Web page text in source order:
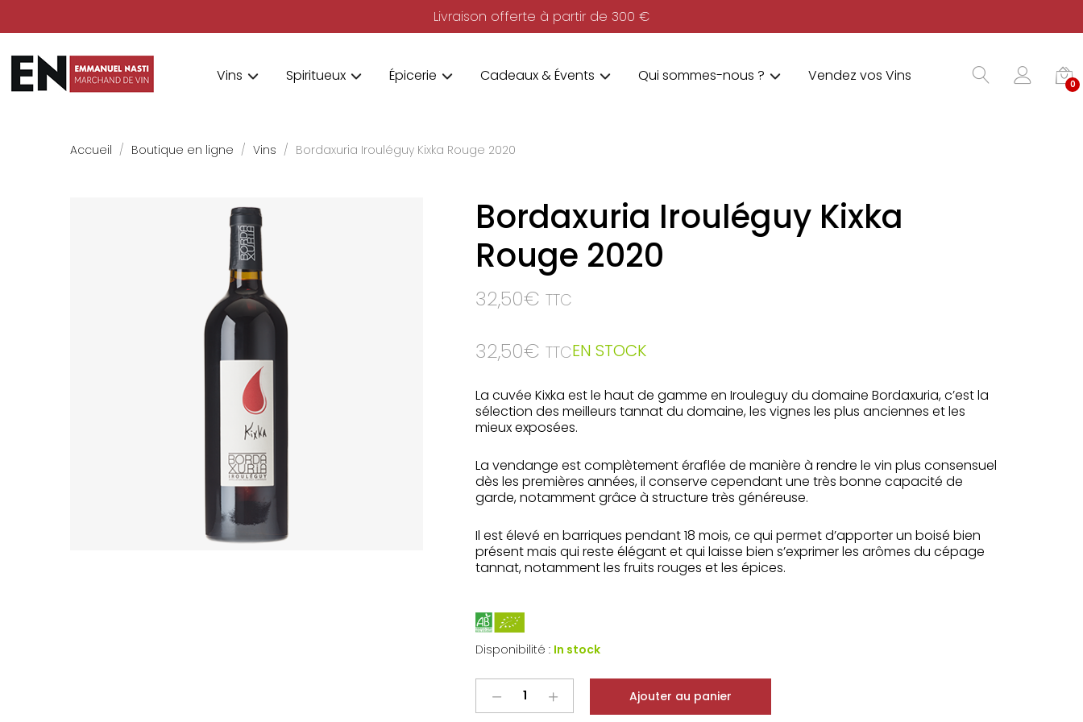
Livraison offerte à partir de 300 €
Vins Spiritueux Épicerie Cadeaux & Évents Qui sommes-nous ? Vendez vos Vins 0
Accueil Boutique en ligne Vins Bordaxuria Irouléguy Kixka Rouge 2020
Bordaxuria Irouléguy Kixka
Rouge 2020
32,50€ TTC
32,50€ TTCEN STOCK
La cuvée Kixka est le haut de gamme en Irouleguy du domaine Bordaxuria, c’est la
sélection des meilleurs tannat du domaine, les vignes les plus anciennes et les
mieux exposées.
La vendange est complètement éraflée de manière à rendre le vin plus consensuel
dès les premières années, il conserve cependant une très bonne capacité de
garde, notamment grâce à structure très généreuse.
Il est élevé en barriques pendant 18 mois, ce qui permet d’apporter un boisé bien
présent mais qui reste élégant et qui laisse bien s’exprimer les arômes du cépage
tannat, notamment les fruits rouges et les épices.
Disponibilité : In stock
Bordaxuria
Ajouter au panier